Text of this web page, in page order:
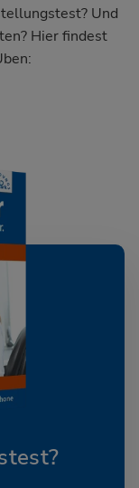
Und
Hier findest